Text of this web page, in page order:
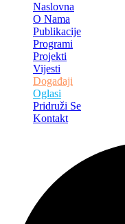
Naslovna
O Nama
Publikacije
Programi
Projekti
Vijesti
Događaji
Oglasi
Pridruži Se
Kontakt